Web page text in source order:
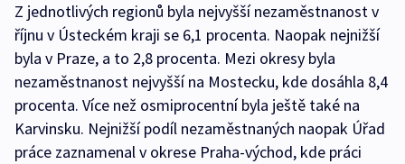
Z jednotlivých regionů byla nejvyšší nezaměstnanost v
říjnu v Ústeckém kraji se 6,1 procenta. Naopak nejnižší
byla v Praze, a to 2,8 procenta. Mezi okresy byla
nezaměstnanost nejvyšší na Mostecku, kde dosáhla 8,4
procenta. Více než osmiprocentní byla ještě také na
Karvinsku. Nejnižší podíl nezaměstnaných naopak Úřad
práce zaznamenal v okrese Praha-východ, kde práci